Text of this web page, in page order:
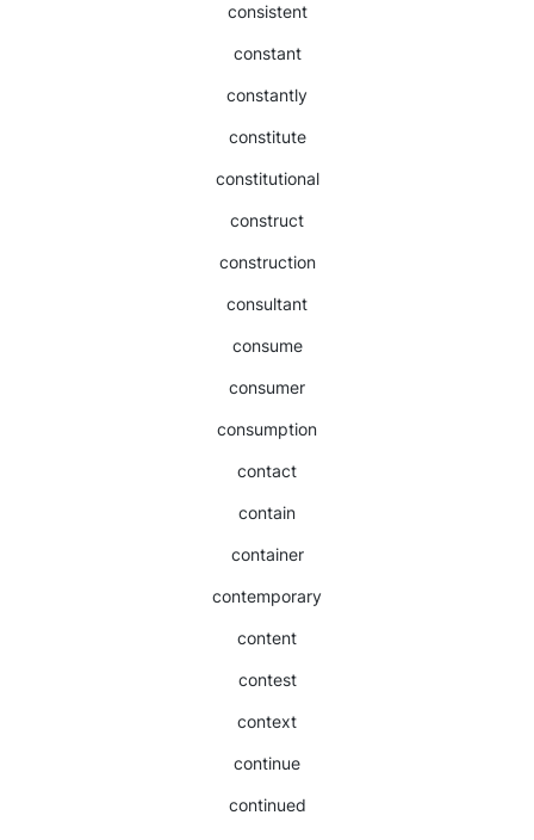
consistent
constant
constantly
constitute
constitutional
construct
construction
consultant
consume
consumer
consumption
contact
contain
container
contemporary
content
contest
context
continue
continued